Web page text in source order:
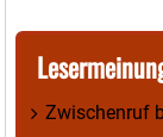
Zwischenruf